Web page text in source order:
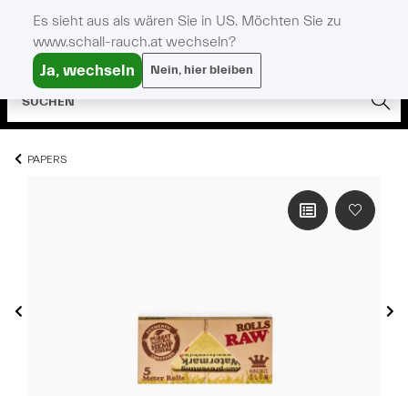
PAPERS
Es sieht aus als wären Sie in US. Möchten Sie zu
www.schall-rauch.at wechseln?
Ja, wechseln Nein, hier bleiben